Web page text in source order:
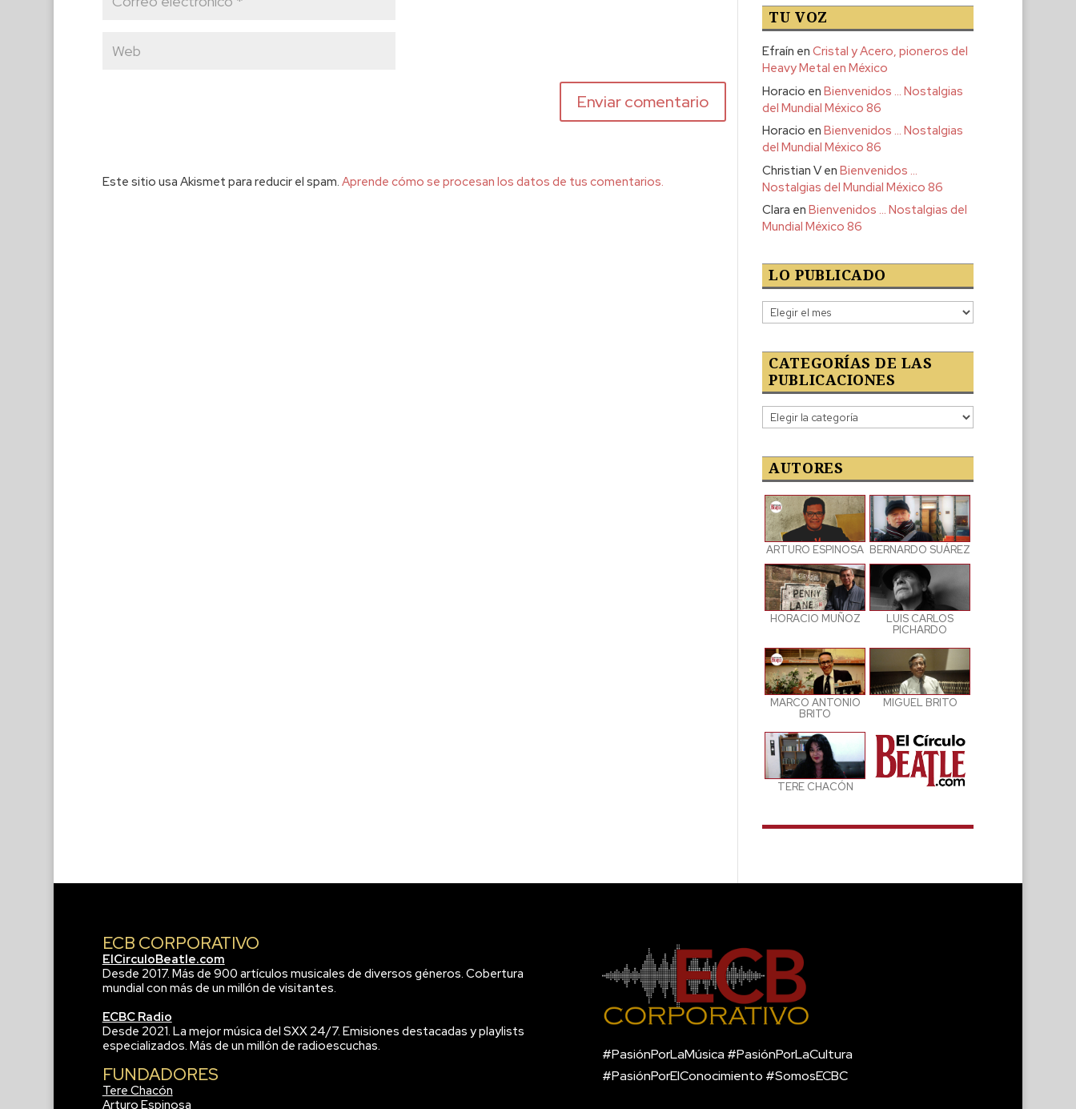
Este sitio usa Akismet para reducir el spam. Aprende cómo se procesan los datos de tus comentarios.
TU VOZ
Efraín enCristal y Acero, pioneros del
Heavy Metal en México
Horacio enBienvenidos … Nostalgias
del Mundial México 86
Horacio enBienvenidos … Nostalgias
del Mundial México 86
Christian VenBienvenidos …
Nostalgias del Mundial México 86
Clara enBienvenidos … Nostalgias del
Mundial México 86
LO PUBLICADO
Lo
publicado
CATEGORÍAS DE LAS
PUBLICACIONES
Categorías
de
publicaciones
AUTORES
ARTURO ESPINOSA BERNARDO SUÁREZ
HORACIO MUÑOZ
LUIS CARLOS
PICHARDO
MARCO ANTONIO
BRITO
MIGUEL BRITO
TERE CHACÓN
ECB CORPORATIVO
ElCirculoBeatle.com
Desde 2017. Más de 900 artículos musicales de diversos géneros. Cobertura
mundial con más de un millón de visitantes.
ECBC Radio
Desde 2021. La mejor música del SXX 24/7. Emisiones destacadas y playlists
especializados. Más de un millón de radioescuchas.
FUNDADORES
Tere Chacón
Arturo Espinosa
#PasiónPorLaMúsica #PasiónPorLaCultura
#PasiónPorElConocimiento #SomosECBC